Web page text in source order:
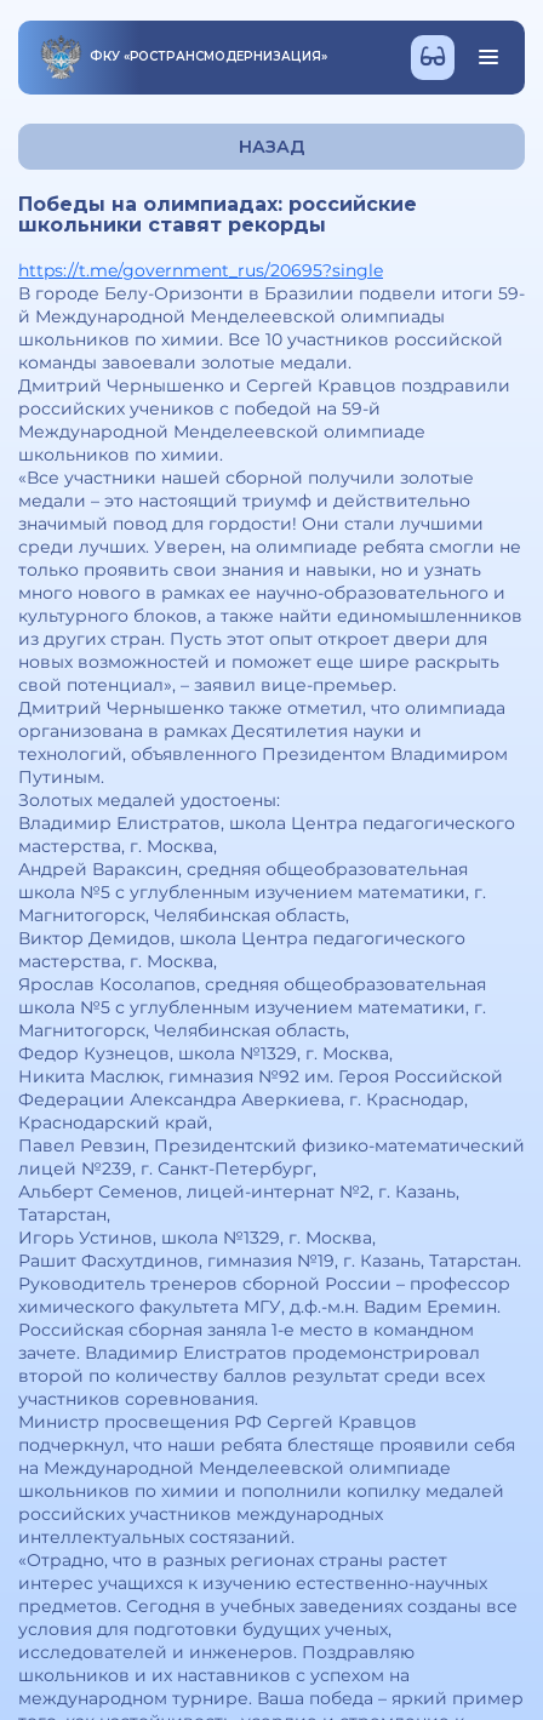
ФКУ «РОСТРАНСМОДЕРНИЗАЦИЯ»
НАЗАД
Победы на олимпиадах: российские
школьники ставят рекорды
https://t.me/government_rus/20695?single
В городе Белу-Оризонти в Бразилии подвели итоги 59-
й Международной Менделеевской олимпиады
школьников по химии. Все 10 участников российской
команды завоевали золотые медали.
Дмитрий Чернышенко и Сергей Кравцов поздравили
российских учеников с победой на 59-й
Международной Менделеевской олимпиаде
школьников по химии.
«Все участники нашей сборной получили золотые
медали – это настоящий триумф и действительно
значимый повод для гордости! Они стали лучшими
среди лучших. Уверен, на олимпиаде ребята смогли не
только проявить свои знания и навыки, но и узнать
много нового в рамках ее научно-образовательного и
культурного блоков, а также найти единомышленников
из других стран. Пусть этот опыт откроет двери для
новых возможностей и поможет еще шире раскрыть
свой потенциал», – заявил вице-премьер.
Дмитрий Чернышенко также отметил, что олимпиада
организована в рамках Десятилетия науки и
технологий, объявленного Президентом Владимиром
Путиным.
Золотых медалей удостоены:
Владимир Елистратов, школа Центра педагогического
мастерства, г. Москва,
Андрей Вараксин, средняя общеобразовательная
школа №5 с углубленным изучением математики, г.
Магнитогорск, Челябинская область,
Виктор Демидов, школа Центра педагогического
мастерства, г. Москва,
Ярослав Косолапов, средняя общеобразовательная
школа №5 с углубленным изучением математики, г.
Магнитогорск, Челябинская область,
Федор Кузнецов, школа №1329, г. Москва,
Никита Маслюк, гимназия №92 им. Героя Российской
Федерации Александра Аверкиева, г. Краснодар,
Краснодарский край,
Павел Ревзин, Президентский физико-математический
лицей №239, г. Санкт-Петербург,
Альберт Семенов, лицей-интернат №2, г. Казань,
Татарстан,
Игорь Устинов, школа №1329, г. Москва,
Рашит Фасхутдинов, гимназия №19, г. Казань, Татарстан.
Руководитель тренеров сборной России – профессор
химического факультета МГУ, д.ф.-м.н. Вадим Еремин.
Российская сборная заняла 1-е место в командном
зачете. Владимир Елистратов продемонстрировал
второй по количеству баллов результат среди всех
участников соревнования.
Министр просвещения РФ Сергей Кравцов
подчеркнул, что наши ребята блестяще проявили себя
на Международной Менделеевской олимпиаде
школьников по химии и пополнили копилку медалей
российских участников международных
интеллектуальных состязаний.
«Отрадно, что в разных регионах страны растет
интерес учащихся к изучению естественно-научных
предметов. Сегодня в учебных заведениях созданы все
условия для подготовки будущих ученых,
исследователей и инженеров. Поздравляю
школьников и их наставников с успехом на
международном турнире. Ваша победа – яркий пример